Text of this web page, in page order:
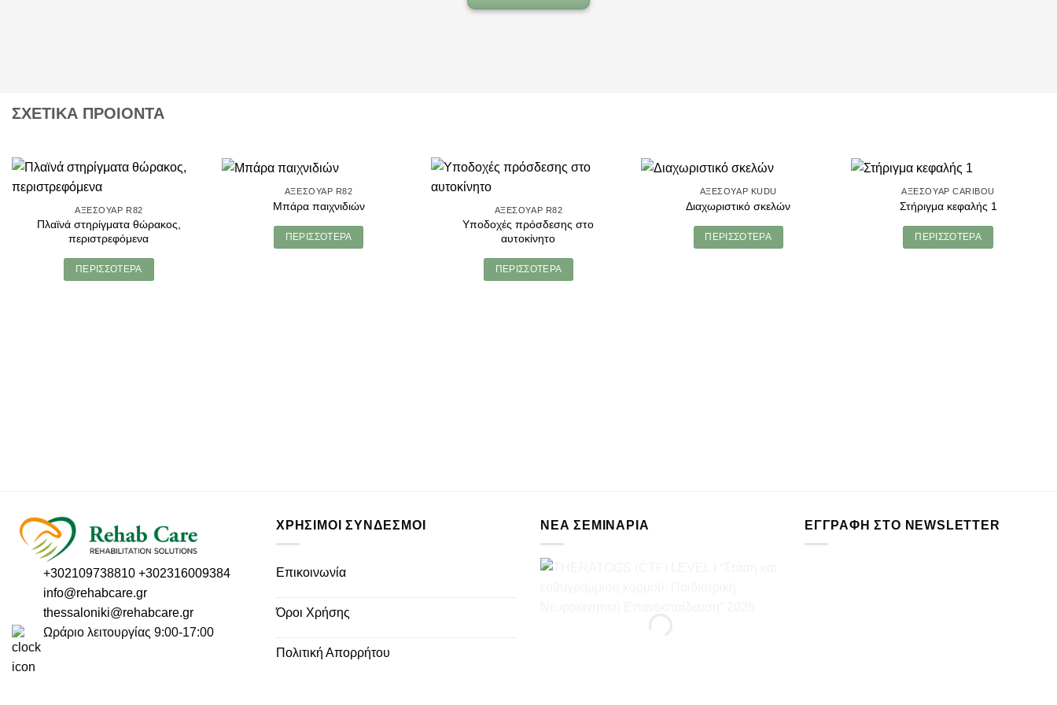
ΣΧΕΤΙΚΑ ΠΡΟΙΟΝΤΑ
ΑΞΕΣΟΥΆΡ R82
Πλαϊνά στηρίγματα θώρακος,
περιστρεφόμενα
ΠΕΡΙΣΣΌΤΕΡΑ
ΑΞΕΣΟΥΆΡ R82
Μπάρα παιχνιδιών
ΠΕΡΙΣΣΌΤΕΡΑ
ΑΞΕΣΟΥΆΡ R82
Υποδοχές πρόσδεσης στο
αυτοκίνητο
ΠΕΡΙΣΣΌΤΕΡΑ
ΑΞΕΣΟΥΆΡ KUDU
Διαχωριστικό σκελών
ΠΕΡΙΣΣΌΤΕΡΑ
ΑΞΕΣΟΥΆΡ CARIBOU
Στήριγμα κεφαλής 1
ΠΕΡΙΣΣΌΤΕΡΑ
+302109738810 +302316009384
info@rehabcare.gr
thessaloniki@rehabcare.gr
Ωράριο λειτουργίας 9:00-17:00
ΧΡΗΣΙΜΟΙ ΣΥΝΔΕΣΜΟΙ
Επικοινωνία
Όροι Χρήσης
Πολιτική Απορρήτου
ΝΈΑ ΣΕΜΙΝΆΡΙΑ ΕΓΓΡΑΦΉ ΣΤΟ NEWSLETTER